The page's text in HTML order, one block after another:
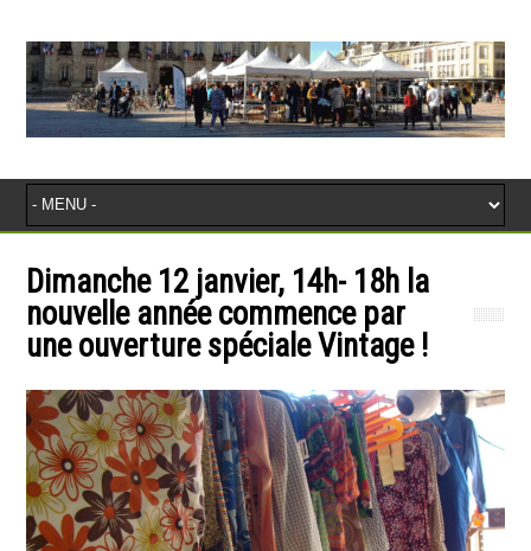
Dimanche 12 janvier, 14h- 18h la
nouvelle année commence par
une ouverture spéciale Vintage !